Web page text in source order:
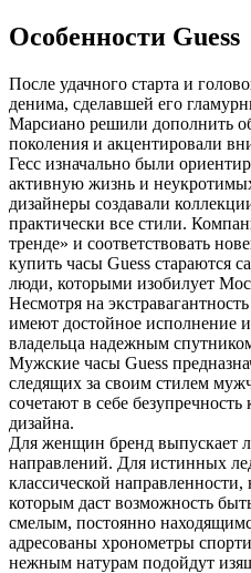
Особенности Guess
После удачного старта и
денима, сделавшей его
Марсиано решили дополнить
поколения и акцентировали
Гесс изначально были
активную жизнь и
дизайнеры создавали
практически все стили.
тренде» и соответствовать
купить часы Guess стараются
люди, которыми изобилует
Несмотря на
имеют достойное исполнение и
владельца надежным
Мужские часы Guess
следящих за своим стилем
сочетают в себе безупречность
дизайна.
Для женщин бренд выпускает
направлений. Для истинных
классической
которым даст возможность
смелым, постоянно
адресованы хронометры
нежным натурам подойдут